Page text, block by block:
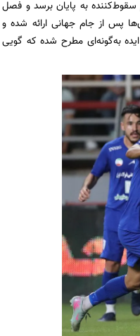
سقوط‌کننده به پایان برسد و فصل
پس از جام جهانی ارائه شده و
به‌گونه‌ای مطرح شده که گویی